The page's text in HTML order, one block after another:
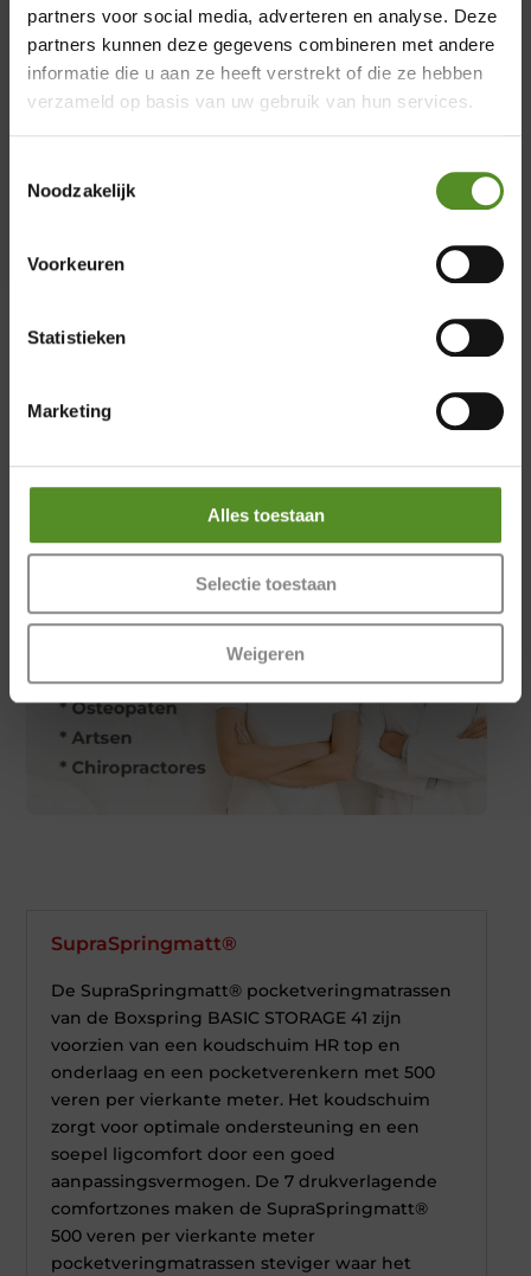
partners voor social media, adverteren en analyse. Deze
partners kunnen deze gegevens combineren met andere
informatie die u aan ze heeft verstrekt of die ze hebben
verzameld op basis van uw gebruik van hun services.
Noodzakelijk
Voorkeuren
Statistieken
Marketing
Alles toestaan
Selectie toestaan
Weigeren
ongeëvenaarde perfectie heeft bereikt. Als
trotse officiële partner van ErkendMatras
biedt Merkmatrassen niet alleen
producten van topkwaliteit, maar ook een
SupraSpringmatt®
De SupraSpringmatt® pocketveringmatrassen
van de Boxspring BASIC STORAGE 41 zijn
voorzien van een koudschuim HR top en
onderlaag en een pocketverenkern met 500
veren per vierkante meter. Het koudschuim
zorgt voor optimale ondersteuning en een
soepel ligcomfort door een goed
aanpassingsvermogen. De 7 drukverlagende
comfortzones maken de SupraSpringmatt®
500 veren per vierkante meter
pocketveringmatrassen steviger waar het
Showroom Breda
Vrijdag 12:00 – 17:00
Zondag 12:00 – 17:00
×